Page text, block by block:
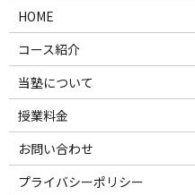
HOME
コース紹介
当塾について
授業料金
お問い合わせ
プライバシーポリシー